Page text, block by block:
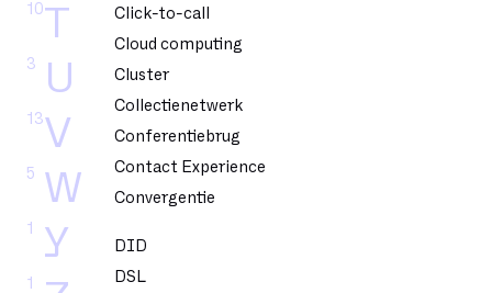
T
10
U
3
V
13
W
5
Y
1
1
Click-to-call
Cloud computing
Cluster
Collectienetwerk
Conferentiebrug
Contact Experience
Convergentie
DID
DSL